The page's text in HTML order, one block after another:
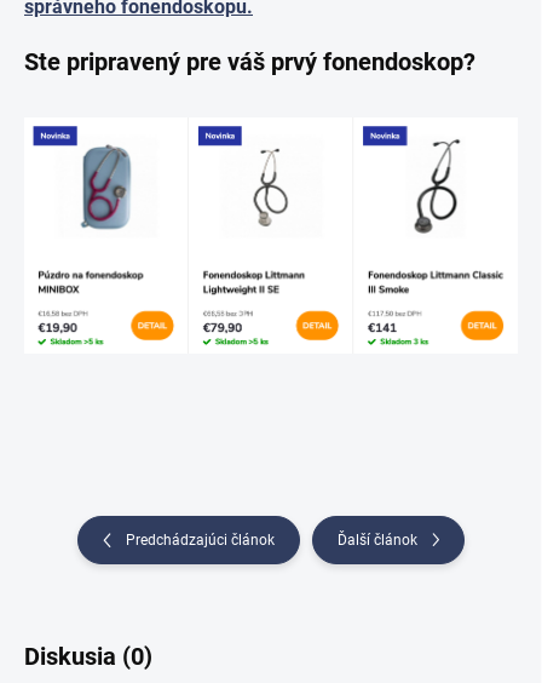
správneho fonendoskopu.
Ste pripravený pre váš prvý fonendoskop?
Predchádzajúci článok Ďalší článok
Diskusia (0)